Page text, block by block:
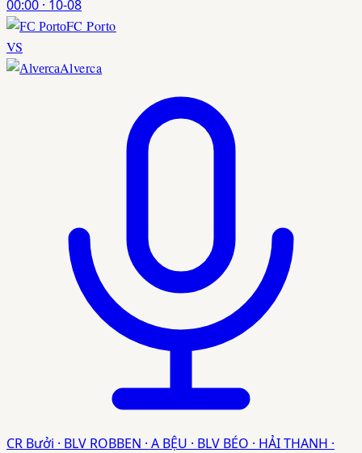
00:00 · 10-08
FC Porto
VS
Alverca
CR Bưởi · BLV ROBBEN · A BỆU · BLV BÉO · HẢI THANH ·